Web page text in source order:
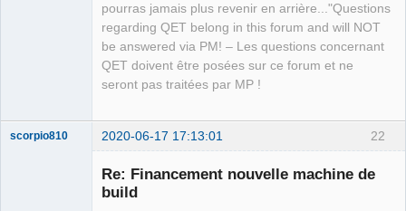
pourras jamais plus revenir en arrière..."Questions
regarding QET belong in this forum and will NOT
be answered via PM! – Les questions concernant
QET doivent être posées sur ce forum et ne
seront pas traitées par MP !
22
scorpio810 2020-06-17 17:13:01
Re: Financement nouvelle machine de
build